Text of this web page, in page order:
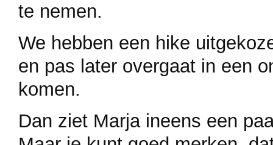
te nemen.
We hebben een hike
en pas later overgaat in een
komen.
Dan ziet Marja ineens een